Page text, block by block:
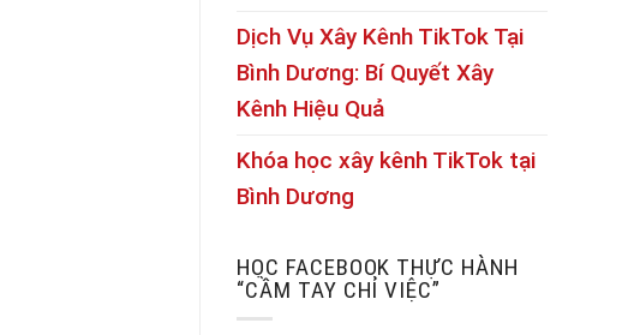
Dịch Vụ Xây Kênh TikTok Tại
Bình Dương: Bí Quyết Xây
Kênh Hiệu Quả
Khóa học xây kênh TikTok tại
Bình Dương
HỌC FACEBOOK THỰC HÀNH
“CẦM TAY CHỈ VIỆC”